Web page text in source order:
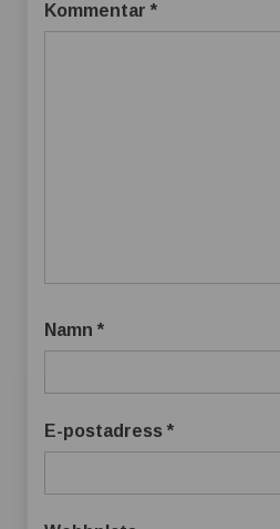
Kommentar *
Namn *
E-postadress *